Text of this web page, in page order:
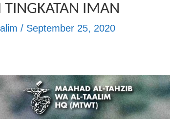
TINGKATAN IMAN
/ September 25, 2020